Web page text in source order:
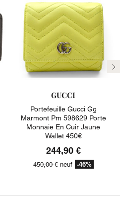
GUCCI
Portefeuille Gucci Gg
Marmont Pm 598629 Porte
Monnaie En Cuir Jaune
Wallet 450€
244,90 €
450,00 €neuf -46%